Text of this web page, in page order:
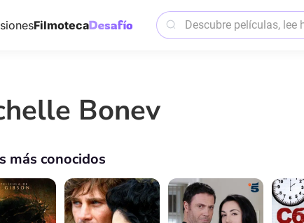
Filmoteca
Bonev
más conocidos